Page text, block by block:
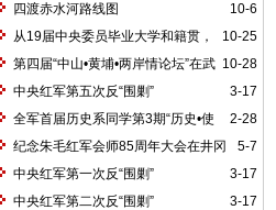
10-6
四渡赤水河路线图
10-25
从19届中央委员毕业大学和籍贯，
看当代中国文化区域积淀
10-28
第四届“中山•黄埔•两岸情论坛”在武
汉举行
3-17
中央红军第五次反“围剿”
2-28
全军首届历史系同学第3期“历史•使
命”论坛纪要
5-7
纪念朱毛红军会师85周年大会在井冈
山召开
3-17
中央红军第一次反“围剿”
3-17
中央红军第二次反“围剿”